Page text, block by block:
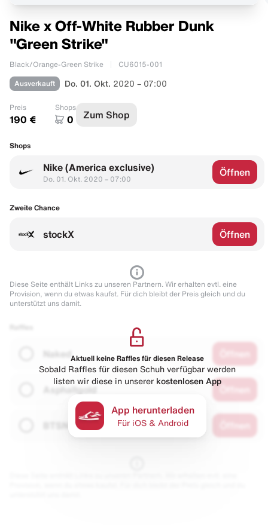
Nike x Off-White Rubber Dunk
"Green Strike"
Black/Orange-Green Strike CU6015-001
Ausverkauft Do. 01. Okt. 2020 – 07:00
Preis
190 €
Shops
0 Zum Shop
Shops
Nike (America exclusive)
Do. 01. Okt. 2020 – 07:00
Öffnen
Zweite Chance
stockX Öffnen
Diese Seite enthält Links zu unseren Partnern. Wir erhalten evtl. eine
Provision, wenn du etwas kaufst. Für dich bleibt der Preis gleich und du
unterstützt uns damit.
Naked
Asphaltgold
Aktuell keine Raffles für diesen Release
Sobald Raffles für diesen Schuh verfügbar werden
listen wir diese in unserer kostenlosen App
App herunterladen
Für iOS & Android